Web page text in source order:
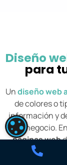
Diseño
para
Undiseño web
de colores o
información y
cada negocio.
páginas web
que